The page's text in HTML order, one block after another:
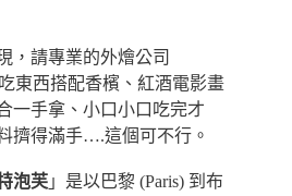
，請專業的外燴公司
東西搭配香檳、紅酒電影畫
一手拿、小口小口吃完才
擠得滿手….這個可不行。
泡芙 」是以巴黎 (Paris) 到布